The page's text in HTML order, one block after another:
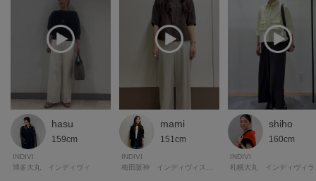
hasu
159cm
INDIVI
博多大丸 インディヴィ
mami
151cm
INDIVI
shiho
160cm
INDIVI